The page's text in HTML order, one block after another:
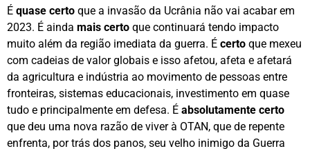
É quase certo que a invasão da Ucrânia não vai acabar em
2023. É ainda mais certo que continuará tendo impacto
muito além da região imediata da guerra. É certo que mexeu
com cadeias de valor globais e isso afetou, afeta e afetará
da agricultura e indústria ao movimento de pessoas entre
fronteiras, sistemas educacionais, investimento em quase
tudo e principalmente em defesa. É absolutamente certo
que deu uma nova razão de viver à OTAN, que de repente
enfrenta, por trás dos panos, seu velho inimigo da Guerra